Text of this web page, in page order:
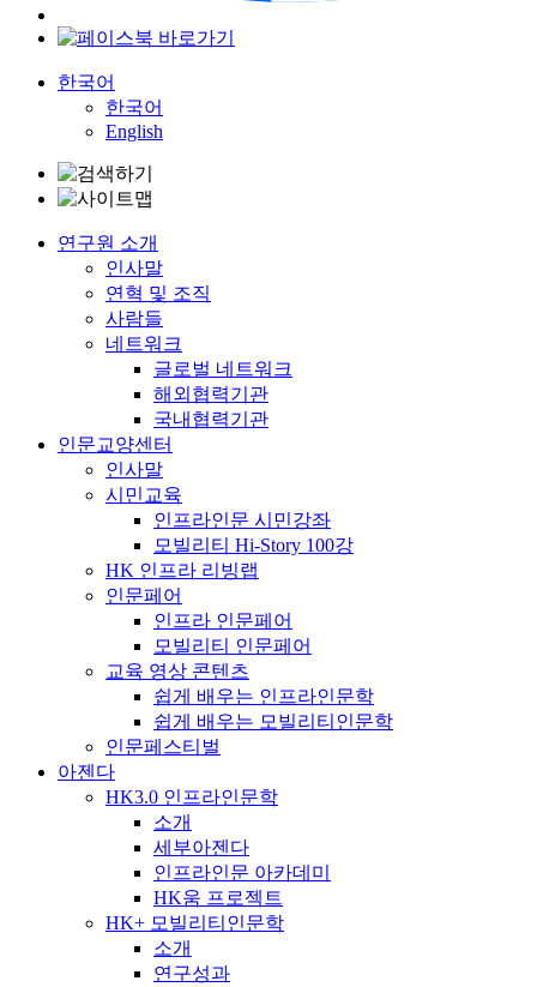
한국어
한국어
English
연구원 소개
인사말
연혁 및 조직
사람들
네트워크
글로벌 네트워크
해외협력기관
국내협력기관
인문교양센터
인사말
시민교육
인프라인문 시민강좌
모빌리티 Hi-Story 100강
HK 인프라 리빙랩
인문페어
인프라 인문페어
모빌리티 인문페어
교육 영상 콘텐츠
쉽게 배우는 인프라인문학
쉽게 배우는 모빌리티인문학
인문페스티벌
아젠다
HK3.0 인프라인문학
소개
세부아젠다
인프라인문 아카데미
HK움 프로젝트
HK+ 모빌리티인문학
소개
연구성과